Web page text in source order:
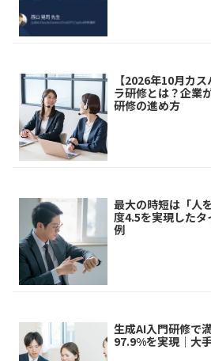
【2026年10月カ
ラ研修とは？企業
研修の進め方
最大の時短は「人
度4.5を実現した
例
生成AI入門研修で
97.9%を実現｜大